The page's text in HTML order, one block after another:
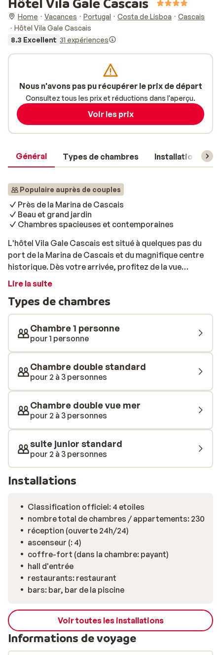
Home Vacances Portugal Costa de Lisboa
Cascais
Hôtel Vila Gale Cascais
8.3 Excellent 31 expériences
Général Types de chambres Installations
Populaire auprès de couples
Près de la Marina de Cascais
Beau et grand jardin
Chambres spacieuses et contemporaines
L'hôtel Vila Gale Cascais est situé à quelques pas du
port de la Marina de Cascais et du magnifique centre
historique. Dès votre arrivée, profitez de la vue
imprenable sur la mer. De mai à septembre, vous
Cascais propose des chambres spacieuses dotées
d'un mobilier contemporain. Idéal pour se reposer et
recharger ses batteries! Dans les environs, il existe
plusieurs possibilités pour se restaurer. Toutefois,
l'hôtel dispose également d'un restaurant où les
meilleurs plats locaux seront préparés sous vos yeux.
Devant le complexe, installez-vous sur les transats
pour un bain de soleil mérité. Heureusement, il y a de
manquez pas de vous rafraîchir dans la piscine. Les
plus jeunes vacanciers trouveront une piscine séparée
ainsi qu'une aire de jeux. Quant aux amateurs de golf,
l'hôtel se trouve à seulement 5 km de l'un des meilleurs
terrains de golf du Portugal: Oitavos Dunes.
Lire la suite
Types de chambres
Chambre 1 personne
pour 1 personne
Chambre double standard
pour 2 à 3 personnes
Chambre double vue mer
pour 2 à 3 personnes
suite junior standard
pour 2 à 3 personnes
Installations
Classification officiel: 4 etoiles
nombre total de chambres / appartements: 230
réception (ouverte 24h/24)
ascenseur (: 4)
coffre-fort (dans la chambre: payant)
hall d'entrée
restaurants: restaurant
bars: bar, bar de la piscine
Voir toutes les installations
Informations de voyage
Nous n'avons pas pu récupérer le prix de départ
Consultez tous les prix et réductions dans l'aperçu.
Voir les prix